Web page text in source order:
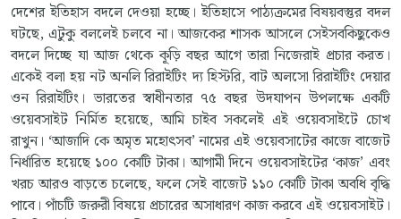
দেশের ইতিহাস বদলে দেওয়া হচ্ছে। ইতিহাসে পাঠ্যক্রমের বিষয়বস্তুর বদল
ঘটছে, এটুকু বললেই চলবে না। আজকের শাসক আসলে সেইসবকিছুকেও
বদলে দিচ্ছে যা আজ থেকে কূড়ি বছর আগে তারা নিজেরাই প্রচার করত।
একেই বলা হয় নট অনলি রিরাইটিং দ্য হিস্টরি, বাট অলসো রিরাইটিং দেয়ার
ওন রিরাইটিং। ভারতের স্বাধীনতার ৭৫ বছর উদযাপন উপলক্ষে একটি
ওয়েবসাইট নির্মিত হয়েছে, আমি চাইব সকলেই এই ওয়েবসাইটে চোখ
রাখুন। ‘আজাদি কে অমৃত মহোৎসব’ নামের এই ওয়েবসাটের কাজে বাজেট
নির্ধারিত হয়েছে ১০০ কোটি টাকা। আগামী দিনে ওয়েবসাইটের ‘কাজ’ এবং
খরচ আরও বাড়তে চলেছে, ফলে সেই বাজেট ১১০ কোটি টাকা অবধি বৃদ্ধি
পাবে। পাঁচটি জরুরী বিষয়ে প্রচারের অসাধারণ কাজ করবে এই ওয়েবসাইট।